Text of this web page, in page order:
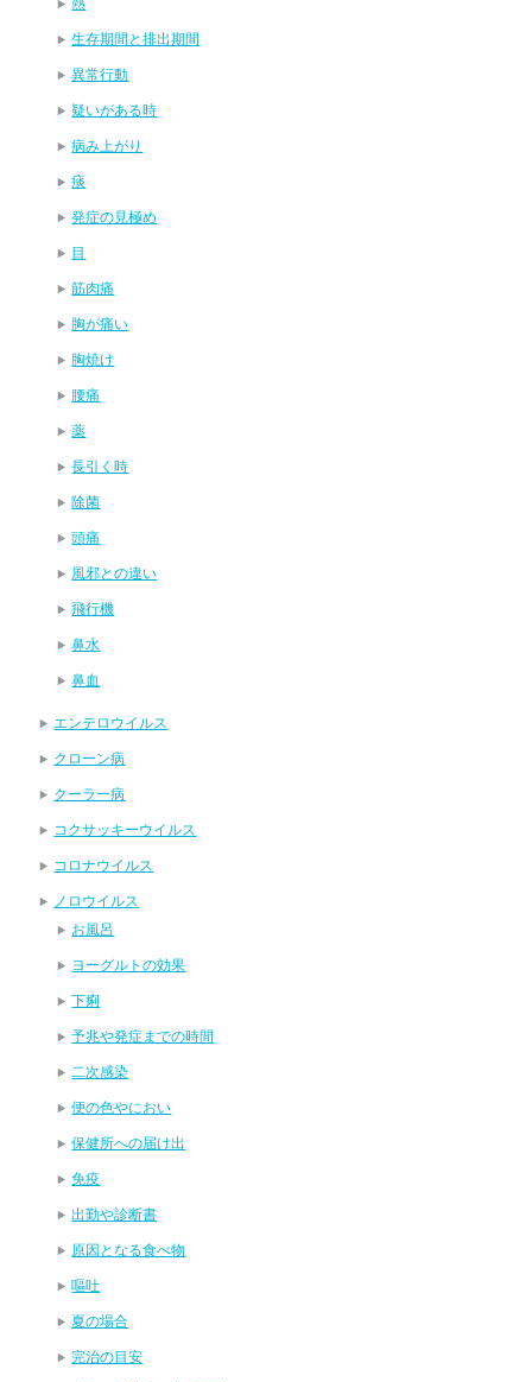
生存期間と排出期間
異常行動
疑いがある時
病み上がり
痰
発症の見極め
目
筋肉痛
胸が痛い
胸焼け
腰痛
薬
長引く時
除菌
頭痛
風邪との違い
飛行機
鼻水
鼻血
エンテロウイルス
クローン病
クーラー病
コクサッキーウイルス
コロナウイルス
ノロウイルス
お風呂
ヨーグルトの効果
下痢
予兆や発症までの時間
二次感染
便の色やにおい
保健所への届け出
免疫
出勤や診断書
原因となる食べ物
嘔吐
夏の場合
完治の目安